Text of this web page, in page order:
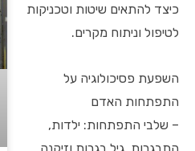
כיצד להתאים שיטות וטכניקות
לטיפול וניתוח מקרים.
השפעת פסיכולוגיה על
התפתחות האדם
– שלבי התפתחות: ילדות,
התבגרות, גיל בגרות וזיקנה